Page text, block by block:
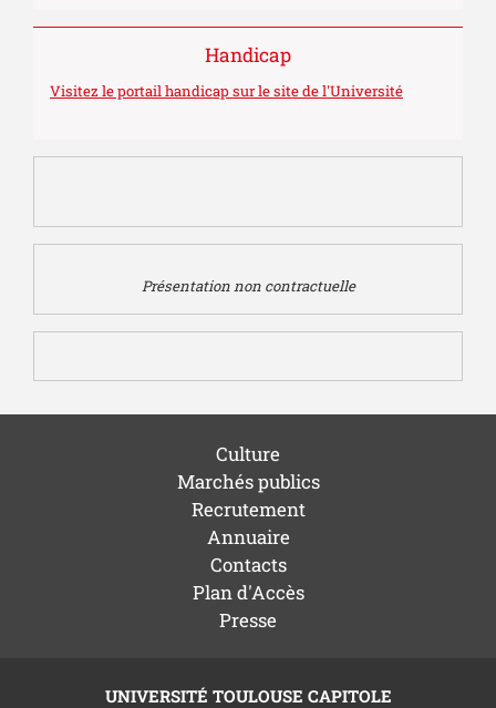
Handicap
Visitez le portail handicap sur le site de l'Université
Présentation non contractuelle
Culture
Marchés publics
Recrutement
Annuaire
Contacts
Plan d'Accès
Presse
UNIVERSITÉ TOULOUSE CAPITOLE